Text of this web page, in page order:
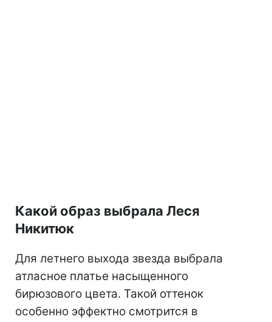
Какой образ выбрала Леся
Никитюк
Для летнего выхода звезда выбрала
атласное платье насыщенного
бирюзового цвета. Такой оттенок
особенно эффектно смотрится в